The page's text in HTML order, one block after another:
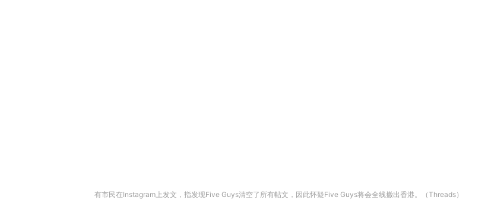
有市民在Instagram上发文，指发现Five Guys清空了所有帖文，因此怀疑Five Guys将会全线撤出香港。（Threads）